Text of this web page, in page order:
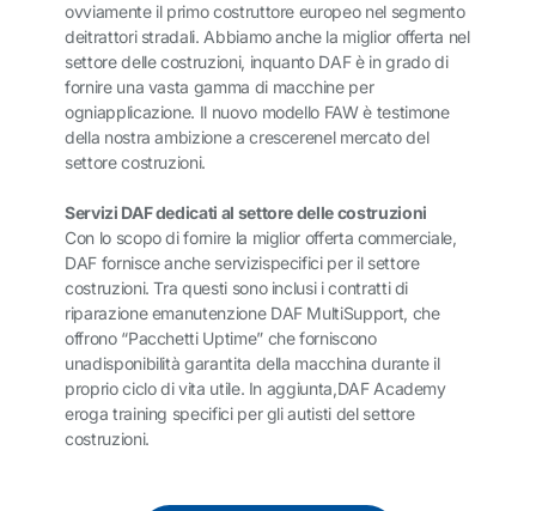
ovviamente il primo costruttore europeo nel segmento
deitrattori stradali. Abbiamo anche la miglior offerta nel
settore delle costruzioni, inquanto DAF è in grado di
fornire una vasta gamma di macchine per
ogniapplicazione. Il nuovo modello FAW è testimone
della nostra ambizione a crescerenel mercato del
settore costruzioni.
Servizi DAF dedicati al settore delle costruzioni
Con lo scopo di fornire la miglior offerta commerciale,
DAF fornisce anche servizispecifici per il settore
costruzioni. Tra questi sono inclusi i contratti di
riparazione emanutenzione DAF MultiSupport, che
offrono “Pacchetti Uptime” che forniscono
unadisponibilità garantita della macchina durante il
proprio ciclo di vita utile. In aggiunta,DAF Academy
eroga training specifici per gli autisti del settore
costruzioni.